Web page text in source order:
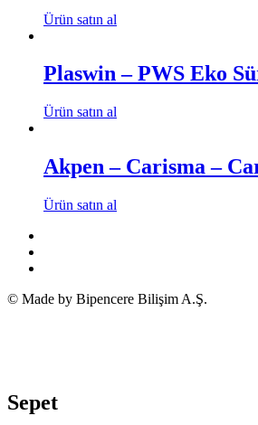
Ürün satın al
Plaswin – PWS Eko
Ürün satın al
Akpen – Carisma –
Ürün satın al
© Made by Bipencere Bilişim A.Ş.
Sepet